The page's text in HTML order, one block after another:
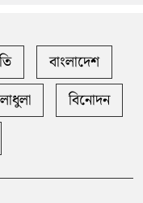
বাংলাদেশ
বিনোদন